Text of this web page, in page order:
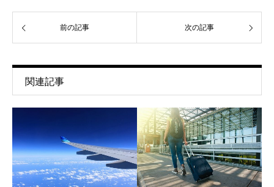
前の記事 次の記事
関連記事